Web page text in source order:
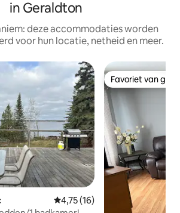
in Geraldton
deze accommodaties worden
voor hun locatie, netheid en meer.
Gemiddelde beoordeling van
4,75 (16)
Favoriet van
Favoriet van